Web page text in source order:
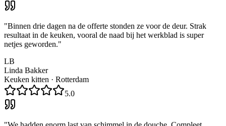
"Binnen drie dagen na de offerte stonden ze voor de deur. Strak
resultaat in de keuken, vooral de naad bij het werkblad is super
netjes geworden."
LB
Linda Bakker
Keuken kitten · Rotterdam
5.0